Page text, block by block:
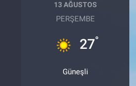
13 AĞUSTOS
PERŞEMBE
27°
Güneşli